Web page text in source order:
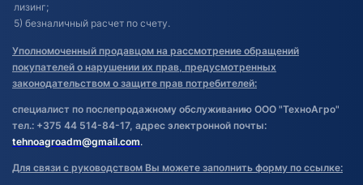
лизинг;
5) безналичный расчет по счету.
Уполномоченный продавцом на рассмотрение обращений
покупателей о нарушении их прав, предусмотренных
законодательством о защите прав потребителей:
специалист по послепродажному обслуживанию ООО "ТехноАгро"
тел.: +375 44 514-84-17, адрес электронной почты:
tehnoagroadm@gmail.com.
Для связи с руководством Вы можете заполнить форму по ссылке: